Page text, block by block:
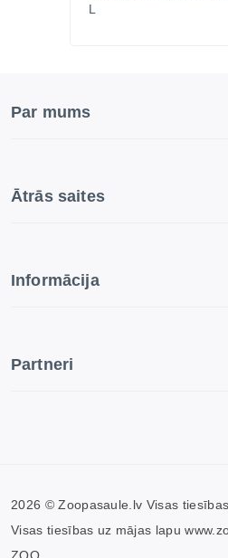
L
Par mums
Ātrās saites
Informācija
Partneri
2026 © Zoopasaule.lv Visas
Visas tiesības uz mājas lapu